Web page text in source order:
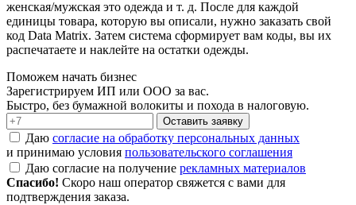
женская/мужская это одежда и т. д. После для каждой
единицы товара, которую вы описали, нужно заказать свой
код Data Matrix. Затем система сформирует вам коды, вы их
распечатаете и наклейте на остатки одежды.
Поможем начать бизнес
Зарегистрируем ИП или ООО за вас.
Быстро, без бумажной волокиты и похода в налоговую.
Оставить заявку
Даю согласие на обработку персональных данных
и принимаю условия пользовательского соглашения
Даю согласие на получение рекламных материалов
Спасибо! Скоро наш оператор свяжется с вами для
подтверждения заказа.